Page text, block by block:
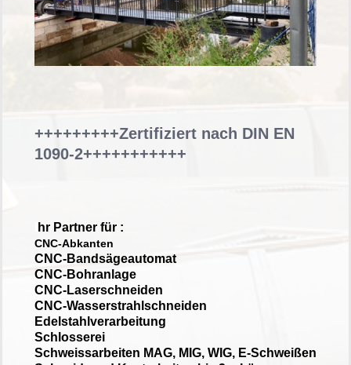
+++++++++Zertifiziert nach DIN EN
1090-2+++++++++++
hr Partner für :
CNC-Abkanten
CNC-Bandsägeautomat
CNC-Bohranlage
CNC-Laserschneiden
CNC-Wasserstrahlschneiden
Edelstahlverarbeitung
Schlosserei
Schweissarbeiten MAG, MIG, WIG, E-Schweißen